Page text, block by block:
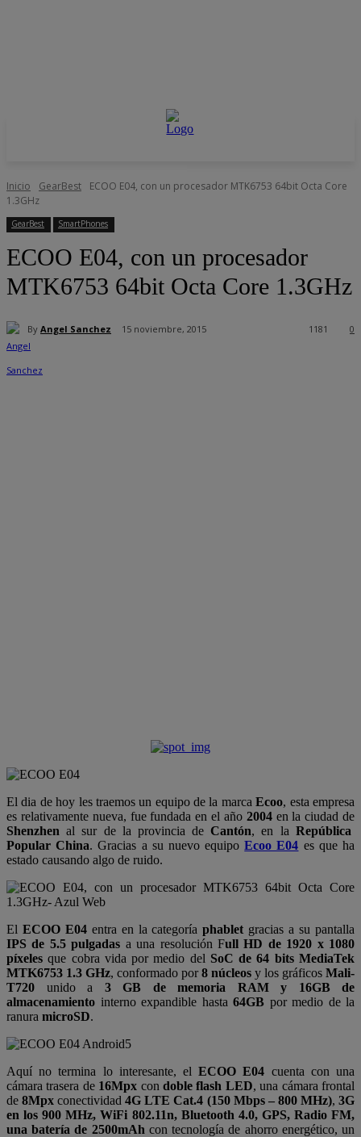
Inicio GearBest
ECOO E04, con un procesador MTK6753 64bit Octa Core
1.3GHz
GearBest SmartPhones
ECOO E04, con un procesador
MTK6753 64bit Octa Core 1.3GHz
By Angel Sanchez 15 noviembre, 2015 0
1181
El dia de hoy les traemos un equipo de la marcaEcoo, esta empresa
es relativamente nueva, fue fundada en el año 2004en la ciudad de
Shenzhen al sur de la provincia deCantón, en la República
Popular China. Gracias a su nuevo equipoEcoo E04 es que ha
estado causando algo de ruido.
El ECOO E04entra en la categoríaphablet gracias a su pantalla
IPS de 5.5 pulgadas a una resolución Full HD de 1920 x 1080
píxeles que cobra vida por medio del SoC de 64 bits MediaTek
MTK6753 1.3 GHz, conformado por8 núcleos y los gráficos Mali-
T720 unido a 3 GB de memoria RAM y 16GB de
almacenamiento interno expandible hasta 64GB por medio de la
ranura microSD.
Aquí no termina lo interesante, elECOO E04 cuenta con una
cámara trasera de 16Mpx condoble flash LED, una cámara frontal
de 8Mpx conectividad4G LTE Cat.4 (150 Mbps – 800 MHz),3G
en los 900 MHz, WiFi 802.11n, Bluetooth 4.0, GPS, Radio FM,
una batería de 2500mAh con tecnología de ahorro energético, un